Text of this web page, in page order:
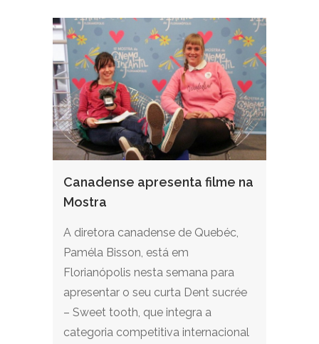
Canadense apresenta filme na
Mostra
A diretora canadense de Quebéc,
Paméla Bisson, está em
Florianópolis nesta semana para
apresentar o seu curta Dent sucrée
– Sweet tooth, que integra a
categoria competitiva internacional